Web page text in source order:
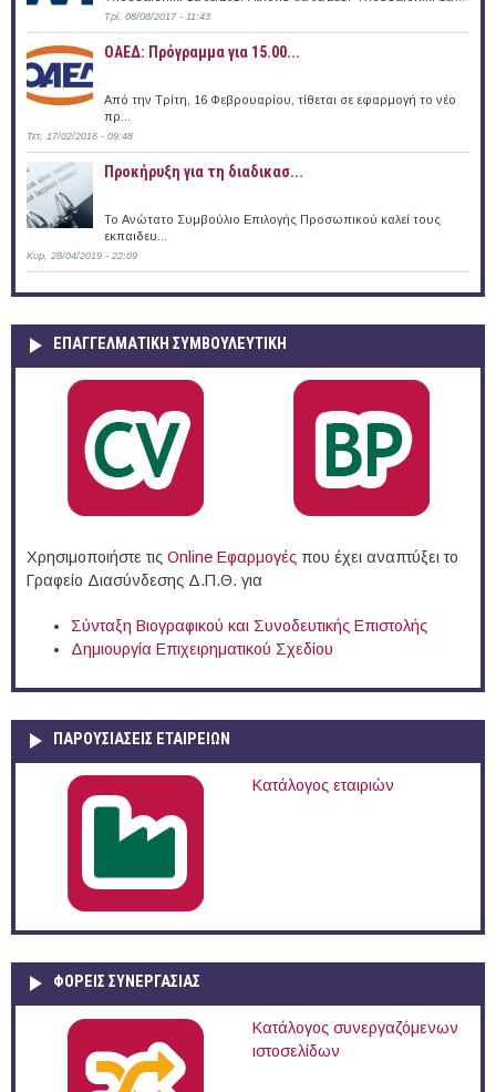
Τρί, 08/08/2017 - 11:43
ΟΑΕΔ: Πρόγραμμα για 15.00...
Από την Τρίτη, 16 Φεβρουαρίου, τίθεται σε εφαρμογή το νέο
πρ...
Τετ, 17/02/2016 - 09:48
Προκήρυξη για τη διαδικασ...
Το Ανώτατο Συμβούλιο Επιλογής Προσωπικού καλεί τους
εκπαιδευ...
Κυρ, 28/04/2019 - 22:09
ΕΠΑΓΓΕΛΜΑΤΙΚΉ ΣΥΜΒΟΥΛΕΥΤΙΚΉ
Χρησιμοποιήστε τις Online Eφαρμογές που έχει αναπτύξει το
Γραφείο Διασύνδεσης Δ.Π.Θ. για
Σύνταξη Βιογραφικού και Συνοδευτικής Επιστολής
Δημιουργία Επιχειρηματικού Σχεδίου
ΠΑΡΟΥΣΙΆΣΕΙΣ ΕΤΑΙΡΕΙΏΝ
Κατάλογος εταιριών
ΦΟΡΕΙΣ ΣΥΝΕΡΓΑΣΙΑΣ
Κατάλογος συνεργαζόμενων
ιστοσελίδων